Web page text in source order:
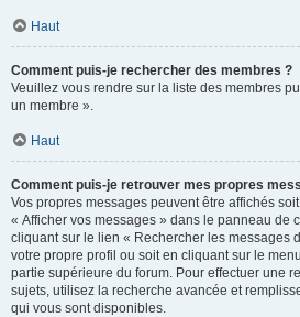
Haut
Comment puis-je rechercher des membres ?
Veuillez vous rendre sur la liste des membres
un membre ».
Haut
Comment puis-je retrouver mes propres
Vos propres messages peuvent être affichés
« Afficher vos messages » dans le panneau de
cliquant sur le lien « Rechercher les messages
votre propre profil ou soit en cliquant sur le
partie supérieure du forum. Pour effectuer une
sujets, utilisez la recherche avancée et
qui vous sont disponibles.